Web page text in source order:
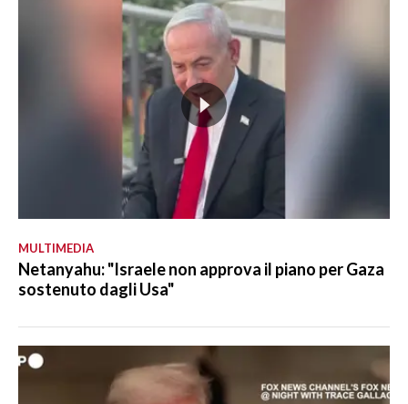
MULTIMEDIA
Netanyahu: "Israele non approva il piano per Gaza
sostenuto dagli Usa"